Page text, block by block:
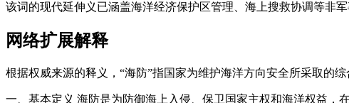
该词的现代延伸义已涵盖海洋经济保护区管理、海上搜救协调等非军
网络扩展解释
根据权威来源的释义，“海防”指国家为维护海洋方向安全所采取的
一、基本定义 海防是为防御海上入侵、保卫国家主权和海洋权益